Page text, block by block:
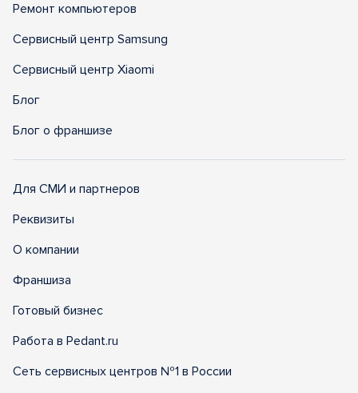
Ремонт компьютеров
Сервисный центр Samsung
Сервисный центр Xiaomi
Блог
Блог о франшизе
Для СМИ и партнеров
Реквизиты
О компании
Франшиза
Готовый бизнес
Работа в Pedant.ru
Сеть сервисных центров №1 в России